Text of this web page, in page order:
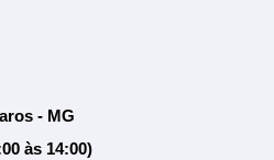
- MG
às 14:00)